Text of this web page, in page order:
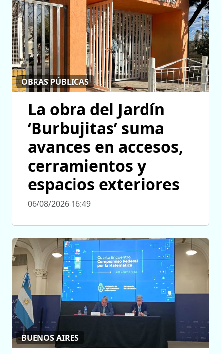
OBRAS PÚBLICAS
La obra del Jardín
‘Burbujitas’ suma
avances en accesos,
cerramientos y
espacios exteriores
06/08/2026 16:49
BUENOS AIRES